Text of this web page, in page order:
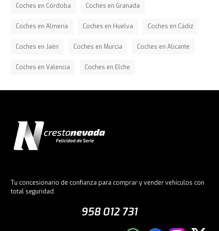
Coches en Córdoba Coches en Granada
Coches en Almería Coches en Huelva Coches en Cádiz
Coches en Jaén Coches en Murcia Coches en Alicante
Coches en Valencia Coches en Elche
Tu concesionario de confianza para comprar y vender vehículos con
total seguridad.
958 012 731